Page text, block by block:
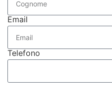
Email
Telefono